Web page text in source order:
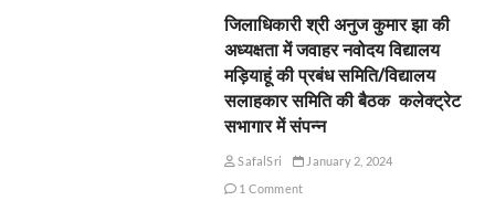
जिलाधिकारी श्री अनुज कुमार झा की
अध्यक्षता में जवाहर नवोदय विद्यालय
मड़ियाहूं की प्रबंध समिति/विद्यालय
सलाहकार समिति की बैठक कलेक्ट्रेट
सभागार में संपन्न
SafalSri
January 2, 2024
1 Comment